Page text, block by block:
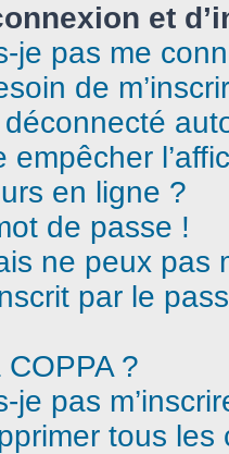
et
je pas me
de
empêcher
en ligne ?
de passe !
ne peux pas
par le
COPPA ?
je pas
tous les